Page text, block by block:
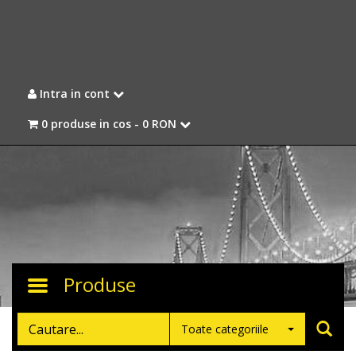
Intra in cont
0 produse in cos - 0 RON
Toggle
Produse
Toate categoriile